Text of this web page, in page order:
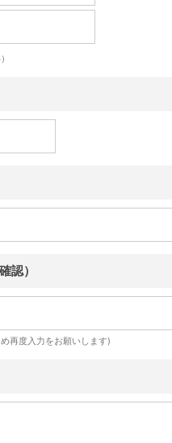
認）
再度入力をお願いします)